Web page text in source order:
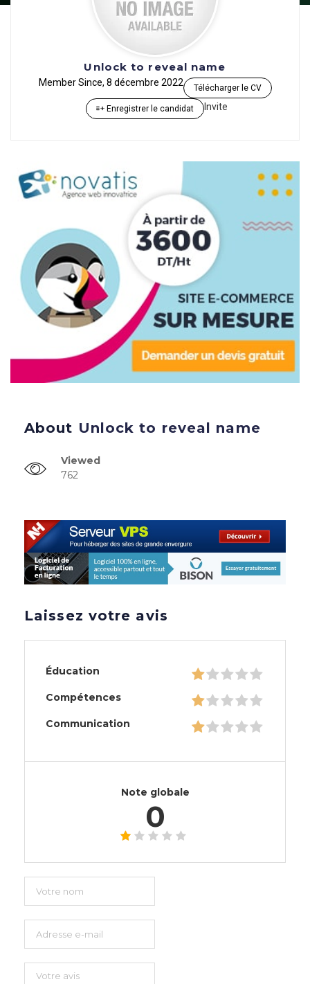
Unlock to reveal name
Member Since, 8 décembre 2022 Télécharger le CV
Enregistrer le candidat Invite
About Unlock to reveal name
Viewed
762
Laissez votre avis
Éducation
Compétences
Communication
Note globale
0